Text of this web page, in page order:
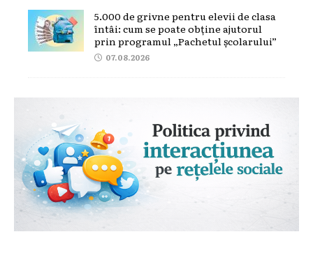
5.000 de grivne pentru elevii de clasa
întâi: cum se poate obține ajutorul
prin programul „Pachetul școlarului”
07.08.2026